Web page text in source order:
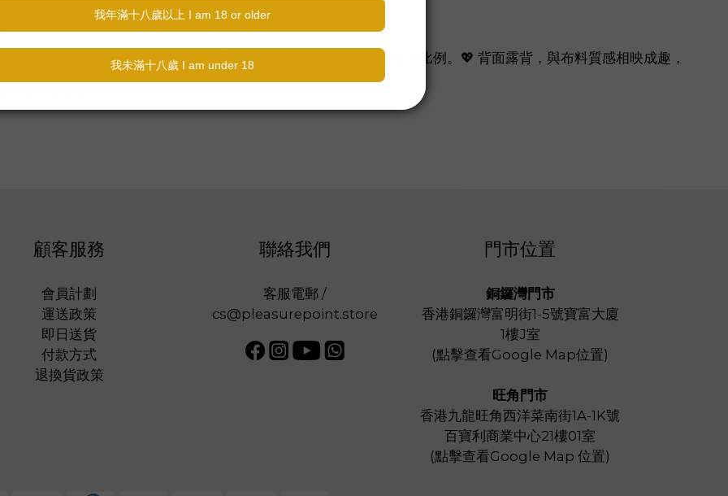
添層次。🌙 交叉綁帶可微調貼合度，強化S線；下擺視覺拉長腿部比例。💖 背面露背，與布料質感相映成趣，
時刻皆可一套搞定，你儀式感從此簡單上手。
顧客服務
會員計劃
運送政策
即日送貨
付款方式
退換貨政策
聯絡我們
客服電郵 /
cs@pleasurepoint.store
門市位置
銅鑼灣門市
香港銅鑼灣富明街1-5號寶富大廈
1樓J室
(點擊查看Google Map位置)
旺角門市
香港九龍旺角西洋菜南街1A-1K號
百寶利商業中心21樓01室
(點擊查看Google Map 位置)